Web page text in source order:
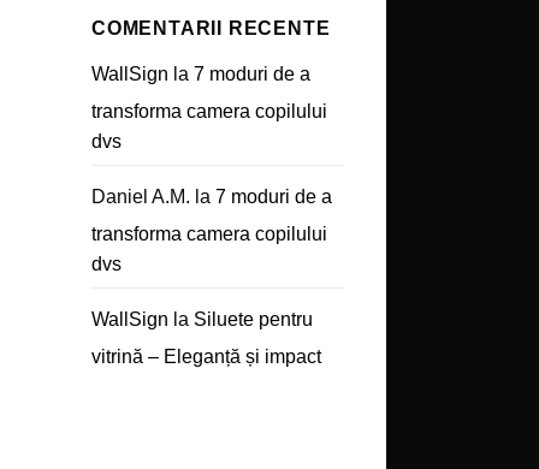
COMENTARII RECENTE
WallSign la 7 moduri de a
transforma camera copilului
dvs
Daniel A.M. la 7 moduri de a
transforma camera copilului
dvs
WallSign la Siluete pentru
vitrină – Eleganță și impact